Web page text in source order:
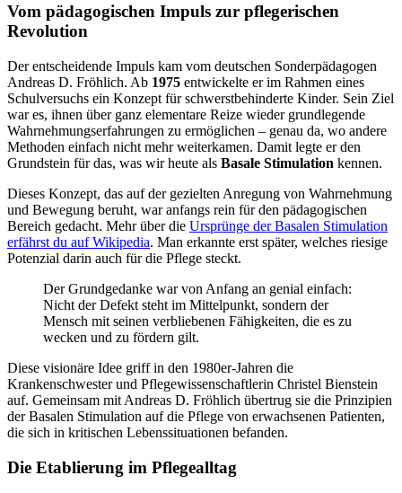
Vom pädagogischen Impuls zur pflegerischen
Revolution
Der entscheidende Impuls kam vom deutschen Sonderpädagogen
Andreas D. Fröhlich. Ab 1975 entwickelte er im Rahmen eines
Schulversuchs ein Konzept für schwerstbehinderte Kinder. Sein Ziel
war es, ihnen über ganz elementare Reize wieder grundlegende
Wahrnehmungserfahrungen zu ermöglichen – genau da, wo andere
Methoden einfach nicht mehr weiterkamen. Damit legte er den
Grundstein für das, was wir heute als Basale Stimulation kennen.
Dieses Konzept, das auf der gezielten Anregung von Wahrnehmung
und Bewegung beruht, war anfangs rein für den pädagogischen
Bereich gedacht. Mehr über die Ursprünge der Basalen Stimulation
erfährst du auf Wikipedia. Man erkannte erst später, welches riesige
Potenzial darin auch für die Pflege steckt.
Der Grundgedanke war von Anfang an genial einfach:
Nicht der Defekt steht im Mittelpunkt, sondern der
Mensch mit seinen verbliebenen Fähigkeiten, die es zu
wecken und zu fördern gilt.
Diese visionäre Idee griff in den 1980er-Jahren die
Krankenschwester und Pflegewissenschaftlerin Christel Bienstein
auf. Gemeinsam mit Andreas D. Fröhlich übertrug sie die Prinzipien
der Basalen Stimulation auf die Pflege von erwachsenen Patienten,
die sich in kritischen Lebenssituationen befanden.
Die Etablierung im Pflegealltag